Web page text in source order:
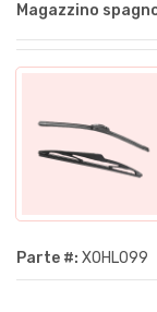
Magazzino
Parte #: XOHL099